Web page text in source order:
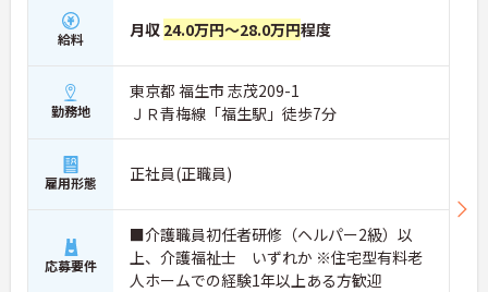
給料 月収 24.0万円～28.0万円程度
勤務地
東京都 福生市 志茂209-1
ＪＲ青梅線「福生駅」徒歩7分
雇用形態 正社員(正職員)
応募要件
■介護職員初任者研修（ヘルパー2級）以
上、介護福祉士 いずれか ※住宅型有料老
人ホームでの経験1年以上ある方歓迎